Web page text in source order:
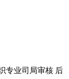
专业司局审核 后